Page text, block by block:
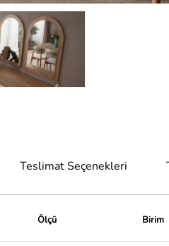
Teslimat Seçenekleri
Ölçü Birim